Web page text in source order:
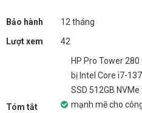
Bảo hành
12 tháng
Lượt xem
42
Tóm tắt
HP Pro Tower
bị Intel Core i7-
SSD 512GB
mạnh mẽ cho